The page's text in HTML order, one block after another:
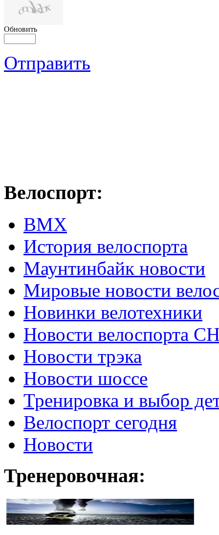
Обновить
Отправить
Велоспорт:
ВМХ
История велоспорта
Маунтинбайк новости
Мировые новости
Новинки велотехники
Новости велоспорта
Новости трэка
Новости шоссе
Тренировка и выбор
Велоспорт сегодня
Новости
Тренеровочная: